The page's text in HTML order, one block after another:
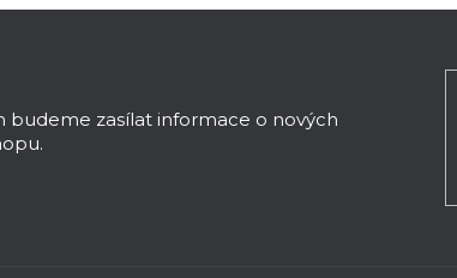
budeme zasílat informace o nových